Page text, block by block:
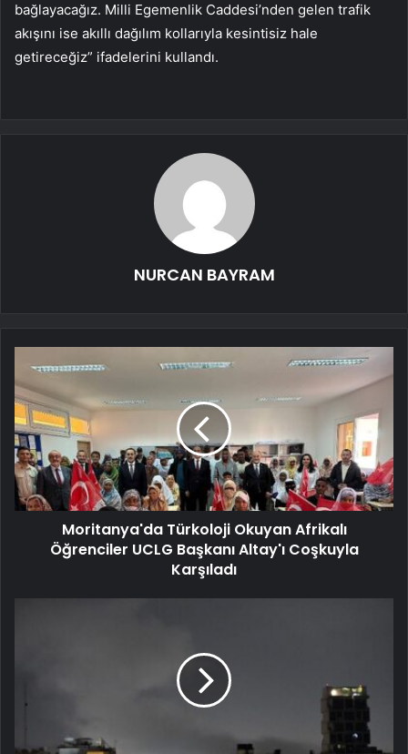
bağlayacağız. Milli Egemenlik Caddesi’nden gelen trafik
akışını ise akıllı dağılım kollarıyla kesintisiz hale
getireceğiz” ifadelerini kullandı.
NURCAN BAYRAM
Moritanya'da Türkoloji Okuyan Afrikalı
Öğrenciler UCLG Başkanı Altay'ı Coşkuyla
Karşıladı